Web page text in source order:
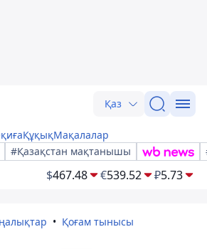
Қаз
ҚұқықМақалалар
#Қазақстан мақтанышы
$467.48 €539.52 ₽5.73
Қоғам тынысы